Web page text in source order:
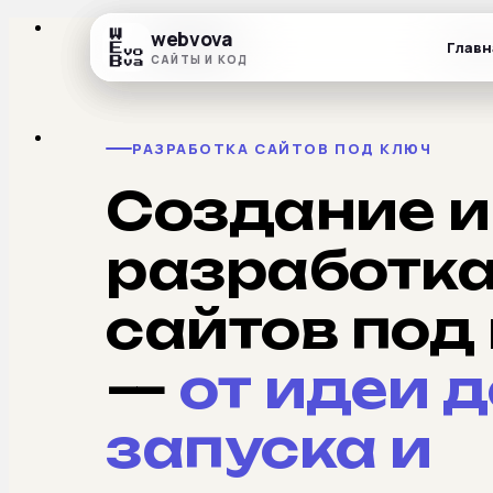
webvova
САЙТЫ И КОД
webvova
САЙТЫ И КОД
РАЗРАБОТКА САЙТОВ ПОД КЛЮЧ
Создание и
сайтов
— от идеи
запуска и
webvova
САЙТЫ И КОД